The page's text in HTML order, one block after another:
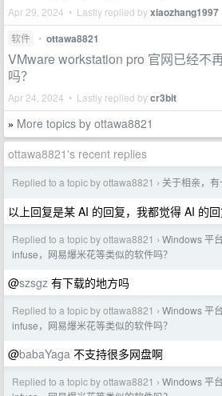
Apr 29, 2024 • Lastly replied byxiaozhang1997
软件 • ottawa8821
VMware workstation pro 官网已经不
吗？
Apr 24, 2024 • Lastly replied bycr3bit
» More topics by ottawa8821
ottawa8821's recent replies
Replied to a topic by ottawa8821 › 关于相亲，
以上回复是某 AI 的回复，我都觉得 AI 的
Replied to a topic by ottawa8821 › Windows 平
infuse，网易爆米花等类似的软件吗？
@szsgz 有下载的地方吗
Replied to a topic by ottawa8821 › Windows 平
infuse，网易爆米花等类似的软件吗？
@babaYaga 不支持很多网盘啊
Replied to a topic by ottawa8821 › Windows 平